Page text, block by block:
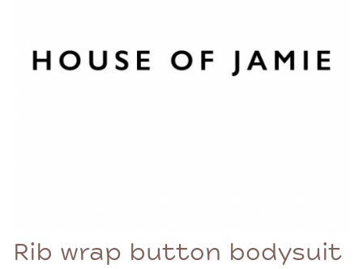
Rib wrap button bodysuit